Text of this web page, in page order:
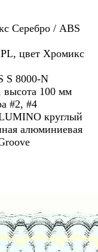
Серебро / ABS
цвет Хромикс
S 8000-N
100 мм
#2, #4
круглый
алюминиевая